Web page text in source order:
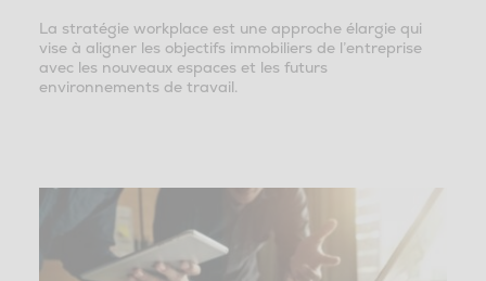
La stratégie workplace est une approche élargie qui
vise à aligner les objectifs immobiliers de l’entreprise
avec les nouveaux espaces et les futurs
environnements de travail.